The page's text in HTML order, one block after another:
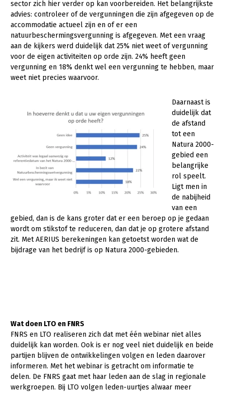
sector zich hier verder op kan voorbereiden. Het belangrijkste
advies: controleer of de vergunningen die zijn afgegeven op de
accommodatie actueel zijn en of er een
natuurbeschermingsvergunning is afgegeven. Met een vraag
aan de kijkers werd duidelijk dat 25% niet weet of vergunning
voor de eigen activiteiten op orde zijn. 24% heeft geen
vergunning en 18% denkt wel een vergunning te hebben, maar
weet niet precies waarvoor.
Daarnaast is
duidelijk dat
de afstand
tot een
Natura 2000-
gebied een
belangrijke
rol speelt.
Ligt men in
de nabijheid
van een
gebied, dan is de kans groter dat er een beroep op je gedaan
wordt om stikstof te reduceren, dan dat je op grotere afstand
zit. Met AERIUS berekeningen kan getoetst worden wat de
bijdrage van het bedrijf is op Natura 2000-gebieden.
Wat doen LTO en FNRS
FNRS en LTO realiseren zich dat met één webinar niet alles
duidelijk kan worden. Ook is er nog veel niet duidelijk en beide
partijen blijven de ontwikkelingen volgen en leden daarover
informeren. Met het webinar is getracht om informatie te
delen. De FNRS gaat met haar leden aan de slag in regionale
werkgroepen. Bij LTO volgen leden-uurtjes alwaar meer